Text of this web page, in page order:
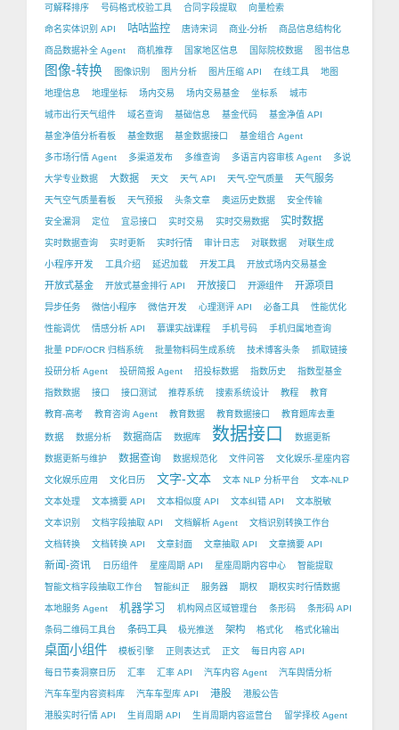
可解释排序 号码格式校验工具 合同字段提取 向量检索
命名实体识别 API 咕咕监控 唐诗宋词 商业-分析 商品信息结构化
商品数据补全 Agent 商机推荐 国家地区信息 国际院校数据 图书信息
图像-转换 图像识别 图片分析 图片压缩 API 在线工具 地图
地理信息 地理坐标 场内交易 场内交易基金 坐标系 城市
城市出行天气组件 域名查询 基础信息 基金代码 基金净值 API
基金净值分析看板 基金数据 基金数据接口 基金组合 Agent
多市场行情 Agent 多渠道发布 多维查询 多语言内容审核 Agent 多说
大学专业数据 大数据 天文 天气 API 天气-空气质量 天气服务
天气空气质量看板 天气预报 头条文章 奥运历史数据 安全传输
安全漏洞 定位 宜忌接口 实时交易 实时交易数据 实时数据
实时数据查询 实时更新 实时行情 审计日志 对联数据 对联生成
小程序开发 工具介绍 延迟加载 开发工具 开放式场内交易基金
开放式基金 开放式基金排行 API 开放接口 开源组件 开源项目
异步任务 微信小程序 微信开发 心理测评 API 必备工具 性能优化
性能调优 情感分析 API 慕课实战课程 手机号码 手机归属地查询
批量 PDF/OCR 归档系统 批量物料码生成系统 技术博客头条 抓取链接
投研分析 Agent 投研简报 Agent 招投标数据 指数历史 指数型基金
指数数据 接口 接口测试 推荐系统 搜索系统设计 教程 教育
教育-高考 教育咨询 Agent 教育数据 教育数据接口 教育题库去重
数据 数据分析 数据商店 数据库 数据接口 数据更新
数据更新与维护 数据查询 数据规范化 文件问答 文化娱乐-星座内容
文化娱乐应用 文化日历 文字-文本 文本 NLP 分析平台 文本-NLP
文本处理 文本摘要 API 文本相似度 API 文本纠错 API 文本脱敏
文本识别 文档字段抽取 API 文档解析 Agent 文档识别转换工作台
文档转换 文档转换 API 文章封面 文章抽取 API 文章摘要 API
新闻-资讯 日历组件 星座周期 API 星座周期内容中心 智能提取
智能文档字段抽取工作台 智能纠正 服务器 期权 期权实时行情数据
本地服务 Agent 机器学习 机构网点区域管理台 条形码 条形码 API
条码二维码工具台 条码工具 极光推送 架构 格式化 格式化输出
桌面小组件 模板引擎 正则表达式 正文 每日内容 API
每日节奏洞察日历 汇率 汇率 API 汽车内容 Agent 汽车舆情分析
汽车车型内容资料库 汽车车型库 API 港股 港股公告
港股实时行情 API 生肖周期 API 生肖周期内容运营台 留学择校 Agent